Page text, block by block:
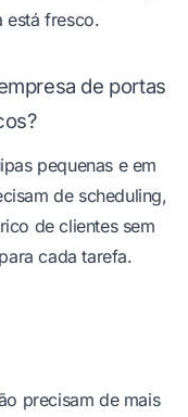
está fresco.
de portas
pequenas e em
de scheduling,
de clientes sem
cada tarefa.
precisam de mais